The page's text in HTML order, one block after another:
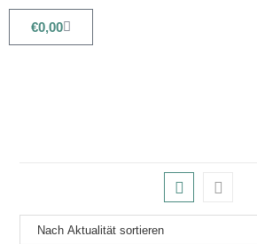
€0,00